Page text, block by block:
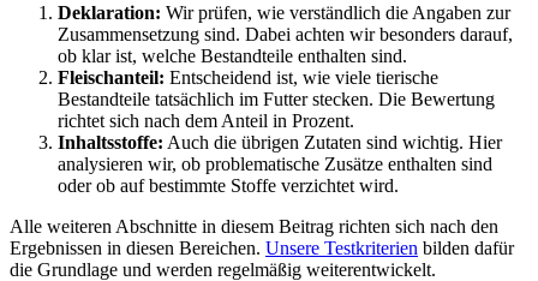
Deklaration: Wir prüfen, wie verständlich die Angaben zur
Zusammensetzung sind. Dabei achten wir besonders darauf,
ob klar ist, welche Bestandteile enthalten sind.
Fleischanteil: Entscheidend ist, wie viele tierische
Bestandteile tatsächlich im Futter stecken. Die Bewertung
richtet sich nach dem Anteil in Prozent.
Inhaltsstoffe: Auch die übrigen Zutaten sind wichtig. Hier
analysieren wir, ob problematische Zusätze enthalten sind
oder ob auf bestimmte Stoffe verzichtet wird.
Alle weiteren Abschnitte in diesem Beitrag richten sich nach den
Ergebnissen in diesen Bereichen. Unsere Testkriterien bilden dafür
die Grundlage und werden regelmäßig weiterentwickelt.